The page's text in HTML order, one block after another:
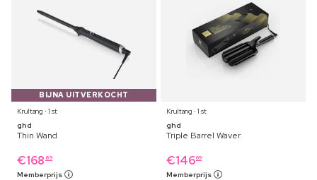
BIJNA UITVERKOCHT
Krultang ⋅ 1 st
ghd
Thin Wand
€168 89
Memberprijs
Krultang ⋅ 1 st
ghd
Triple Barrel Waver
€14669
Memberprijs